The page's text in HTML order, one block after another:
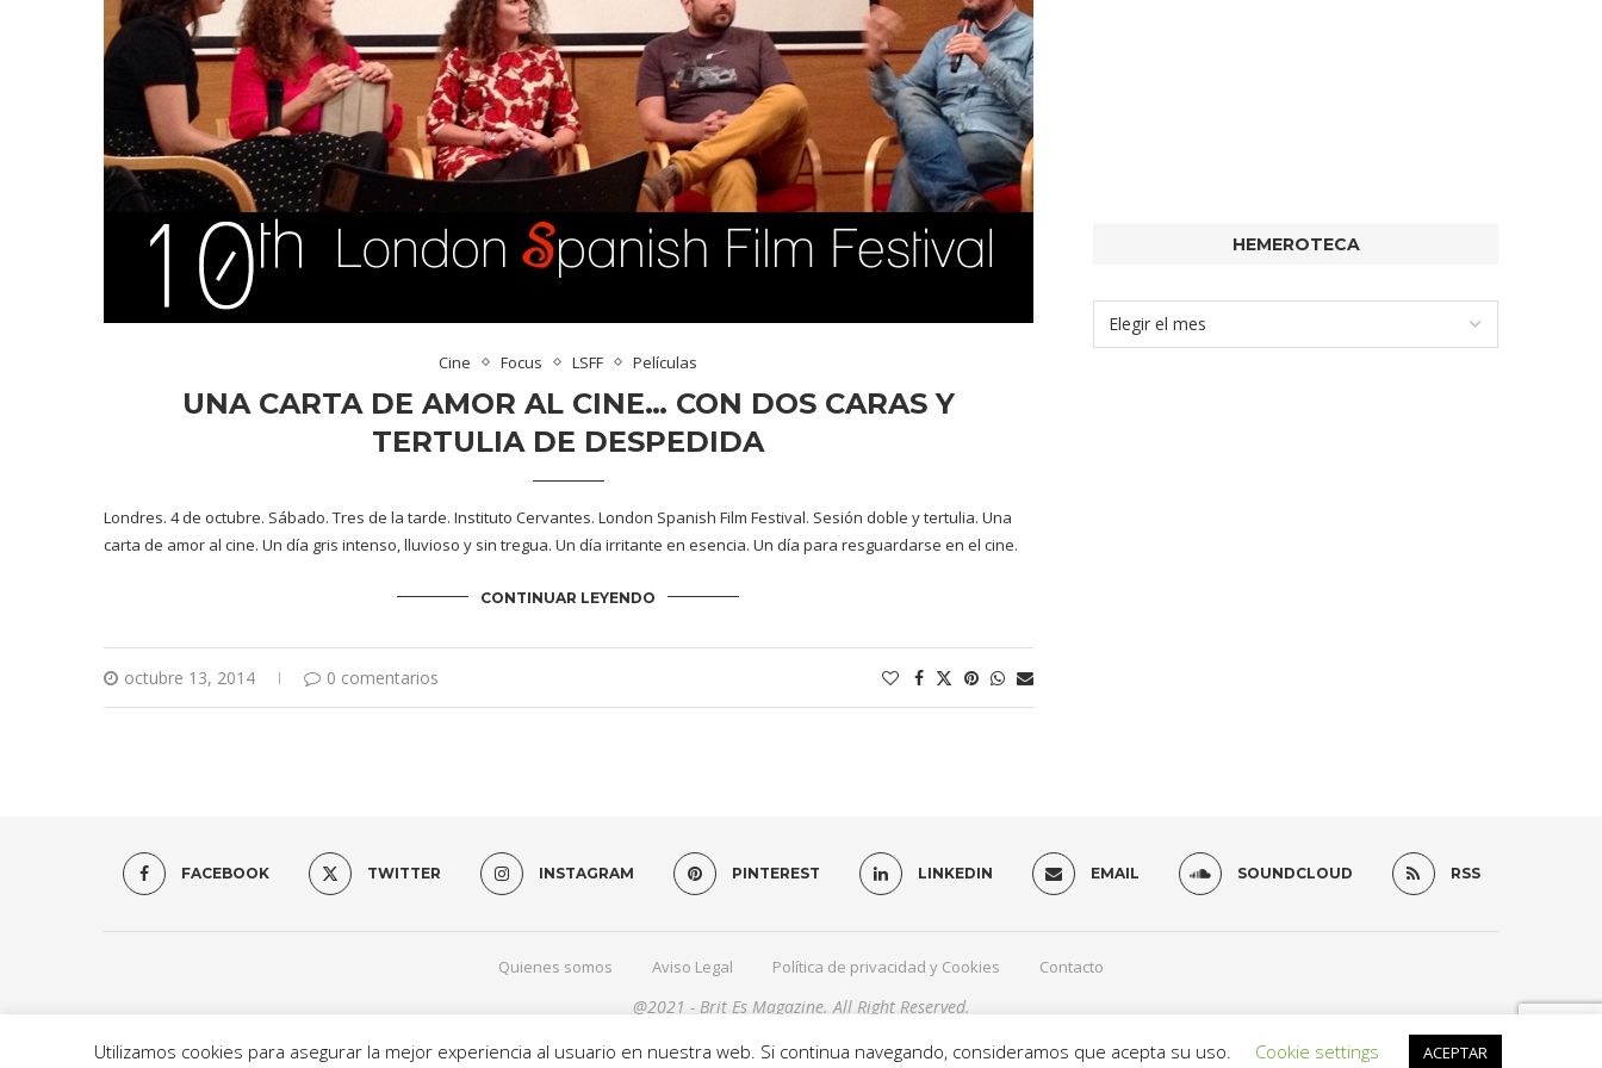
Cine Focus LSFF Películas
UNA CARTA DE AMOR AL CINE… CON DOS CARAS Y
TERTULIA DE DESPEDIDA
Londres. 4 de octubre. Sábado. Tres de la tarde. Instituto Cervantes. London Spanish Film Festival. Sesión doble y tertulia. Una
carta de amor al cine. Un día gris intenso, lluvioso y sin tregua. Un día irritante en esencia. Un día para resguardarse en el cine.
CONTINUAR LEYENDO
octubre 13, 2014 0 comentarios
HEMEROTECA
FACEBOOK TWITTER INSTAGRAM PINTEREST LINKEDIN EMAIL SOUNDCLOUD RSS
Quienes somos Aviso Legal Política de privacidad y Cookies Contacto
@2021 - Brit Es Magazine. All Right Reserved.
VOLVER ARRIVA
Utilizamos cookies para asegurar la mejor experiencia al usuario en nuestra web. Si continua navegando, consideramos que acepta su uso. Cookie settings ACEPTAR